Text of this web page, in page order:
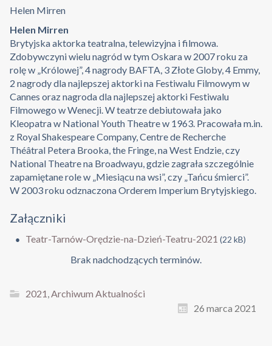
Helen Mirren
Helen Mirren
Brytyjska aktorka teatralna, telewizyjna i filmowa.
Zdobywczyni wielu nagród w tym Oskara w 2007 roku za
rolę w „Królowej”, 4 nagrody BAFTA, 3 Złote Globy, 4 Emmy,
2 nagrody dla najlepszej aktorki na Festiwalu Filmowym w
Cannes oraz nagroda dla najlepszej aktorki Festiwalu
Filmowego w Wenecji. W teatrze debiutowała jako
Kleopatra w National Youth Theatre w 1963. Pracowała m.in.
z Royal Shakespeare Company, Centre de Recherche
Théâtral Petera Brooka, the Fringe, na West Endzie, czy
National Theatre na Broadwayu, gdzie zagrała szczególnie
zapamiętane role w „Miesiącu na wsi”, czy „Tańcu śmierci”.
W 2003 roku odznaczona Orderem Imperium Brytyjskiego.
Załączniki
Teatr-Tarnów-Orędzie-na-Dzień-Teatru-2021 (22 kB)
Brak nadchodzących terminów.
2021,Archiwum Aktualności
26 marca 2021